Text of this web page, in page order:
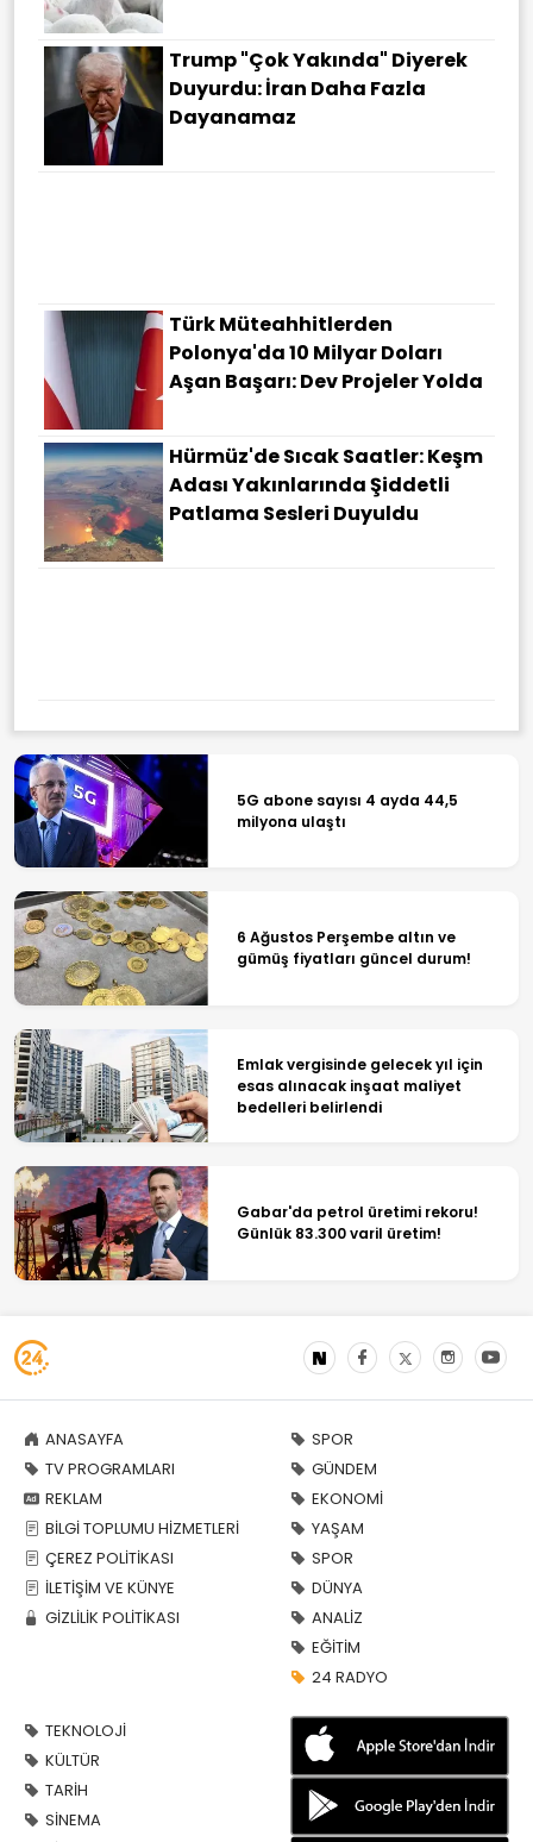
Trump "çok Yakında" Diyerek
Duyurdu: İran Daha Fazla
Dayanamaz
Türk Müteahhitlerden
Polonya'da 10 Milyar Doları
Aşan Başarı: Dev Projeler Yolda
Hürmüz'de Sıcak Saatler: Keşm
Adası Yakınlarında Şiddetli
Patlama Sesleri Duyuldu
5G abone sayısı 4 ayda 44,5
milyona ulaştı
6 Ağustos Perşembe altın ve
gümüş fiyatları güncel durum!
Emlak vergisinde gelecek yıl için
esas alınacak inşaat maliyet
bedelleri belirlendi
Gabar'da petrol üretimi rekoru!
Günlük 83.300 varil üretim!
ANASAYFA
TV PROGRAMLARI
REKLAM
BİLGİ TOPLUMU HİZMETLERİ
ÇEREZ POLİTİKASI
İLETİŞİM VE KÜNYE
GİZLİLİK POLİTİKASI
SPOR
GÜNDEM
EKONOMİ
YAŞAM
SPOR
DÜNYA
ANALİZ
EĞİTİM
24 RADYO
TEKNOLOJİ
KÜLTÜR
TARİH
SİNEMA